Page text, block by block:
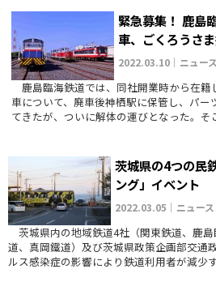
緊急募集！ 鹿島
車、ごくろうさ
2022.03.10｜ニュース
鹿島臨海鉄道では、同社開業時から在籍
車について、廃車後神栖駅に保管し、パー
てきたが、ついに解体の運びとなった。そ
茨城県の4つの民
ング」イベント
2022.03.05｜ニュース
茨城県内の地域鉄道4社（関東鉄道、鹿
道、真岡鐵道）及び茨城県政策企画部交通
ルス感染症の影響により鉄道利用者が減少